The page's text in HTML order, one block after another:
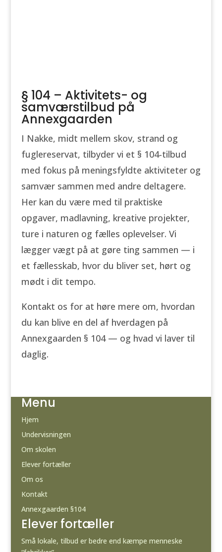
§ 104 – Aktivitets- og
samværstilbud på
Annexgaarden
I Nakke, midt mellem skov, strand og
fuglereservat, tilbyder vi et § 104-tilbud
med fokus på meningsfyldte aktiviteter og
samvær sammen med andre deltagere.
Her kan du være med til praktiske
opgaver, madlavning, kreative projekter,
ture i naturen og fælles oplevelser. Vi
lægger vægt på at gøre ting sammen — i
et fællesskab, hvor du bliver set, hørt og
mødt i dit tempo.
Kontakt os for at høre mere om, hvordan
du kan blive en del af hverdagen på
Annexgaarden § 104 — og hvad vi laver til
daglig.
Menu
Hjem
Undervisningen
Om skolen
Elever fortæller
Om os
Kontakt
Annexgaarden §104
Elever fortæller
Små lokale, tilbud er bedre end kæmpe menneske